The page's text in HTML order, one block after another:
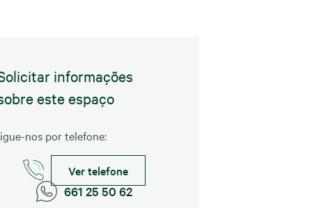
informações
este espaço
nos por telefone:
Ver telefone
661 25 50 62